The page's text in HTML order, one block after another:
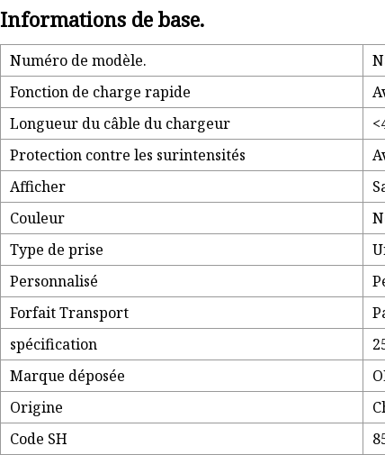
Informations de base.
Numéro de modèle.
Fonction de charge rapide
Longueur du câble du chargeur
Protection contre les surintensités
Afficher
Couleur
Type de prise
Personnalisé
Forfait Transport
spécification
Marque déposée
Origine
Code SH